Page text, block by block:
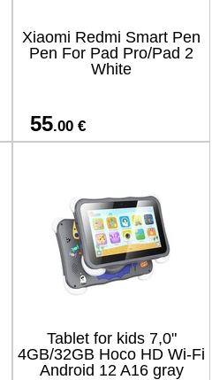
Xiaomi Redmi Smart Pen
Pen For Pad Pro/Pad 2
White
55.00 €
Tablet for kids 7,0"
4GB/32GB Hoco HD Wi-Fi
Android 12 A16 gray